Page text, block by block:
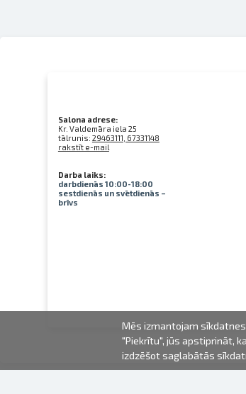
Salona adrese:
Kr. Valdemāra iela 25
tālrunis: 29463111, 67331148
rakstīt e-mail
Darba laiks:
darbdienās 10:00-18:00
sestdienās un svētdienās –
brīvs
Mēs izmantojam
"Piekrītu", jūs apstiprināt,
izdzēšot saglabātās